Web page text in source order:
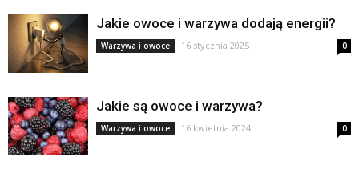
Jakie owoce i warzywa dodają energii?
Warzywa i owoce 16 stycznia 2025 0
Jakie są owoce i warzywa?
Warzywa i owoce 16 kwietnia 2024 0